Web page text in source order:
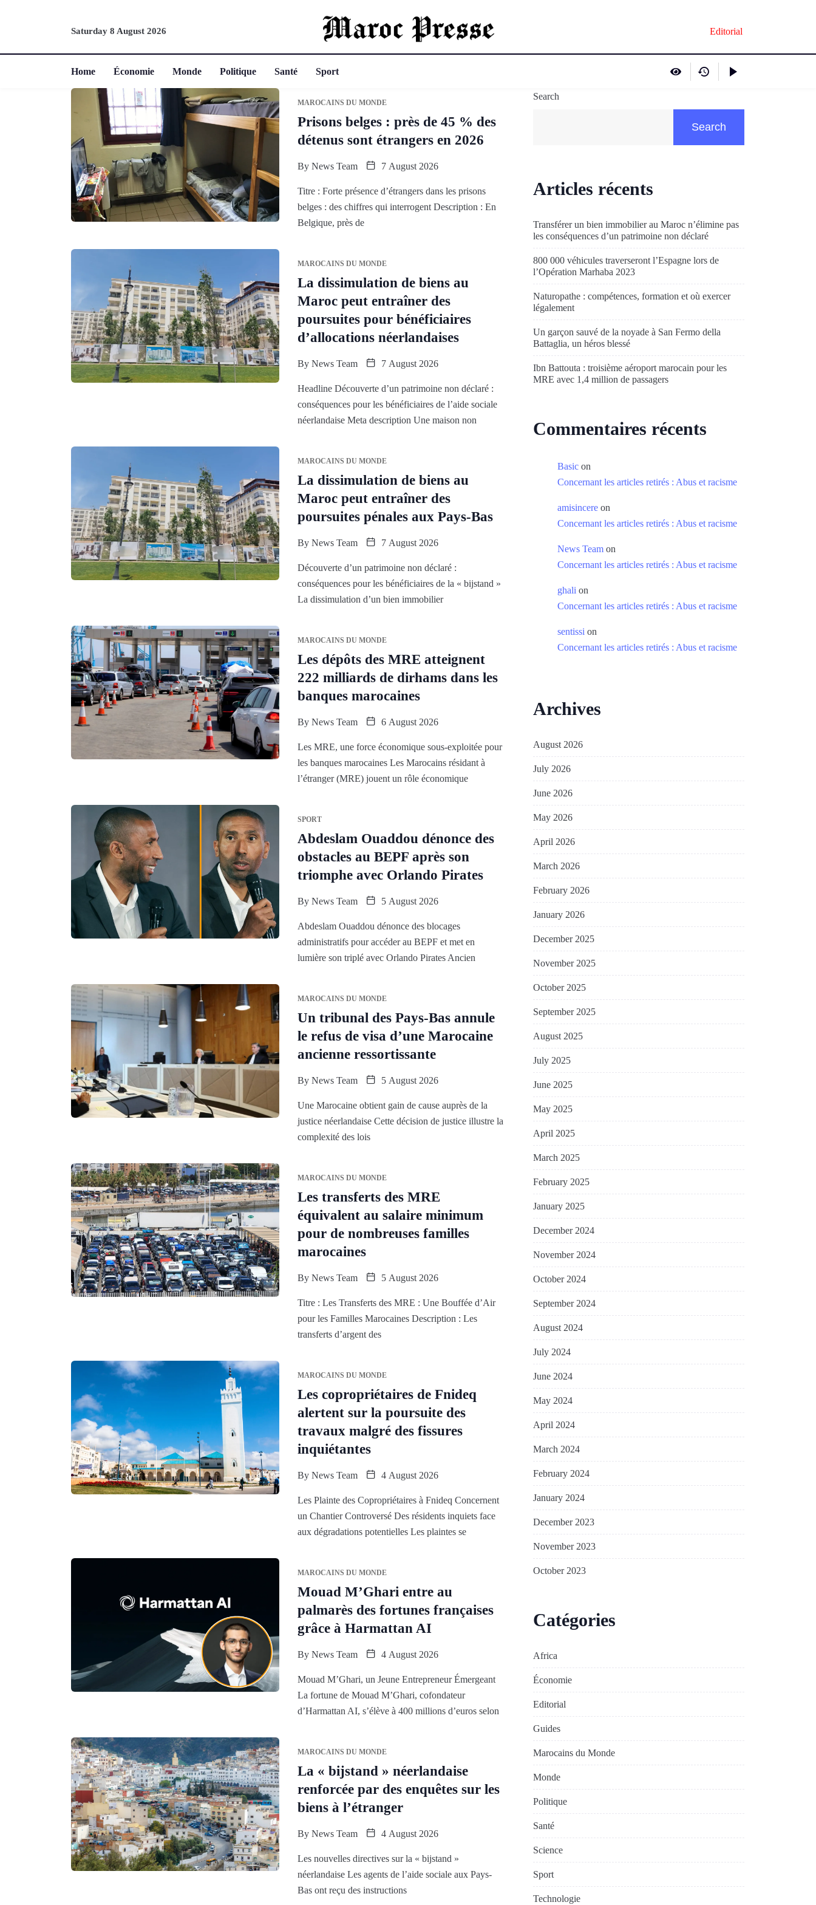
Saturday 8 August 2026 Editorial
Home Économie Monde Politique Santé Sport
MAROCAINS DU MONDE
Prisons belges : près de 45 % des
détenus sont étrangers en 2026
By News Team 7 August 2026
Titre : Forte présence d’étrangers dans les prisons
belges : des chiffres qui interrogent Description : En
Belgique, près de
MAROCAINS DU MONDE
La dissimulation de biens au
Maroc peut entraîner des
poursuites pour bénéficiaires
d’allocations néerlandaises
By News Team 7 August 2026
Headline Découverte d’un patrimoine non déclaré :
conséquences pour les bénéficiaires de l’aide sociale
néerlandaise Meta description Une maison non
MAROCAINS DU MONDE
La dissimulation de biens au
Maroc peut entraîner des
poursuites pénales aux Pays-Bas
By News Team 7 August 2026
Découverte d’un patrimoine non déclaré :
conséquences pour les bénéficiaires de la « bijstand »
La dissimulation d’un bien immobilier
MAROCAINS DU MONDE
Les dépôts des MRE atteignent
222 milliards de dirhams dans les
banques marocaines
By News Team 6 August 2026
Les MRE, une force économique sous-exploitée pour
les banques marocaines Les Marocains résidant à
l’étranger (MRE) jouent un rôle économique
SPORT
Abdeslam Ouaddou dénonce des
obstacles au BEPF après son
triomphe avec Orlando Pirates
By News Team 5 August 2026
Abdeslam Ouaddou dénonce des blocages
administratifs pour accéder au BEPF et met en
lumière son triplé avec Orlando Pirates Ancien
MAROCAINS DU MONDE
Un tribunal des Pays-Bas annule
le refus de visa d’une Marocaine
ancienne ressortissante
By News Team 5 August 2026
Une Marocaine obtient gain de cause auprès de la
justice néerlandaise Cette décision de justice illustre la
complexité des lois
MAROCAINS DU MONDE
Les transferts des MRE
équivalent au salaire minimum
pour de nombreuses familles
marocaines
By News Team 5 August 2026
Titre : Les Transferts des MRE : Une Bouffée d’Air
pour les Familles Marocaines Description : Les
transferts d’argent des
MAROCAINS DU MONDE
Les copropriétaires de Fnideq
alertent sur la poursuite des
travaux malgré des fissures
inquiétantes
By News Team 4 August 2026
Les Plainte des Copropriétaires à Fnideq Concernent
un Chantier Controversé Des résidents inquiets face
aux dégradations potentielles Les plaintes se
MAROCAINS DU MONDE
Mouad M’Ghari entre au
palmarès des fortunes françaises
grâce à Harmattan AI
By News Team 4 August 2026
Mouad M’Ghari, un Jeune Entrepreneur Émergeant
La fortune de Mouad M’Ghari, cofondateur
d’Harmattan AI, s’élève à 400 millions d’euros selon
MAROCAINS DU MONDE
La « bijstand » néerlandaise
renforcée par des enquêtes sur les
biens à l’étranger
By News Team 4 August 2026
Les nouvelles directives sur la « bijstand »
néerlandaise Les agents de l’aide sociale aux Pays-
Bas ont reçu des instructions
Search
Search
Articles récents
Transférer un bien immobilier au Maroc n’élimine pas
les conséquences d’un patrimoine non déclaré
800 000 véhicules traverseront l’Espagne lors de
l’Opération Marhaba 2023
Naturopathe : compétences, formation et où exercer
légalement
Un garçon sauvé de la noyade à San Fermo della
Battaglia, un héros blessé
Ibn Battouta : troisième aéroport marocain pour les
MRE avec 1,4 million de passagers
Commentaires récents
Basic on
Concernant les articles retirés : Abus et racisme
amisincere on
Concernant les articles retirés : Abus et racisme
News Team on
Concernant les articles retirés : Abus et racisme
ghali on
Concernant les articles retirés : Abus et racisme
sentissi on
Concernant les articles retirés : Abus et racisme
Archives
August 2026
July 2026
June 2026
May 2026
April 2026
March 2026
February 2026
January 2026
December 2025
November 2025
October 2025
September 2025
August 2025
July 2025
June 2025
May 2025
April 2025
March 2025
February 2025
January 2025
December 2024
November 2024
October 2024
September 2024
August 2024
July 2024
June 2024
May 2024
April 2024
March 2024
February 2024
January 2024
December 2023
November 2023
October 2023
Catégories
Africa
Économie
Editorial
Guides
Marocains du Monde
Monde
Politique
Santé
Science
Sport
Technologie